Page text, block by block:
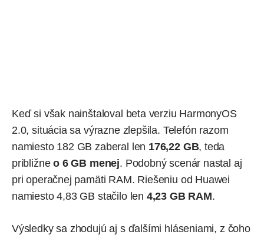
Keď si však nainštaloval beta verziu HarmonyOS
2.0, situácia sa výrazne zlepšila. Telefón razom
namiesto 182 GB zaberal len 176,22 GB, teda
približneo 6 GB menej. Podobný scenár nastal aj
pri operačnej pamäti RAM. Riešeniu od Huawei
namiesto 4,83 GB stačilo len 4,23 GB RAM.
Výsledky sa zhodujú aj s ďalšími hláseniami, z čoho